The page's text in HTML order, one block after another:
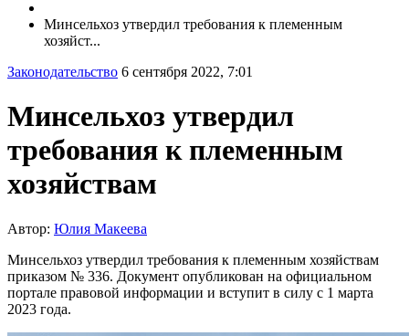
Минсельхоз утвердил требования к племенным
хозяйст...
Законодательство 6 сентября 2022, 7:01
Минсельхоз утвердил
требования к племенным
хозяйствам
Автор: Юлия Макеева
Минсельхоз утвердил требования к племенным хозяйствам
приказом № 336. Документ опубликован на официальном
портале правовой информации и вступит в силу с 1 марта
2023 года.